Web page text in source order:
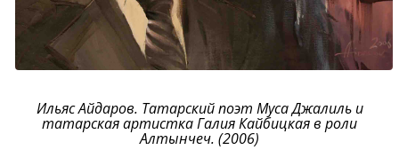
Ильяс Айдаров. Татарский поэт Муса Джалиль и
татарская артистка Галия Кайбицкая в роли
Алтынчеч. (2006)